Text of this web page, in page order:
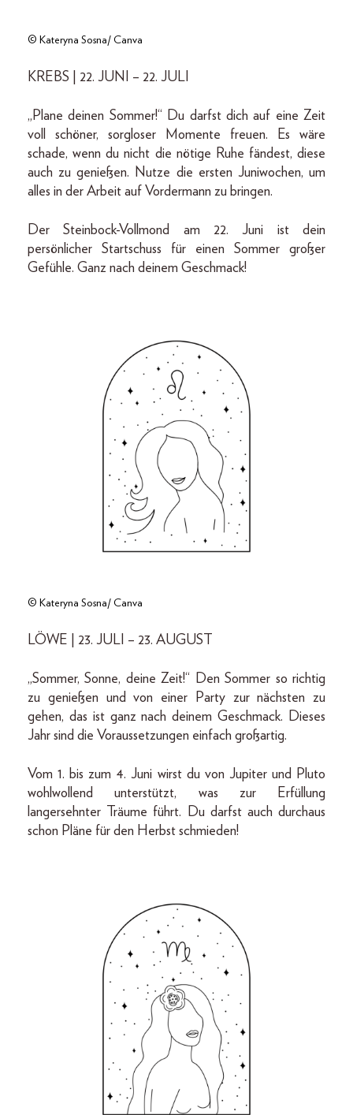
© Kateryna Sosna/ Canva
KREBS | 22. JUNI – 22. JULI
„Plane deinen Sommer!“ Du darfst dich auf eine Zeit
voll schöner, sorgloser Momente freuen. Es wäre
schade, wenn du nicht die nötige Ruhe fändest, diese
auch zu genießen. Nutze die ersten Juniwochen, um
alles in der Arbeit auf Vordermann zu bringen.
Der Steinbock-Vollmond am 22. Juni ist dein
persönlicher Startschuss für einen Sommer großer
Gefühle. Ganz nach deinem Geschmack!
© Kateryna Sosna/ Canva
LÖWE | 23. JULI – 23. AUGUST
„Sommer, Sonne, deine Zeit!“ Den Sommer so richtig
zu genießen und von einer Party zur nächsten zu
gehen, das ist ganz nach deinem Geschmack. Dieses
Jahr sind die Voraussetzungen einfach großartig.
Vom 1. bis zum 4. Juni wirst du von Jupiter und Pluto
wohlwollend unterstützt, was zur Erfüllung
langersehnter Träume führt. Du darfst auch durchaus
schon Pläne für den Herbst schmieden!